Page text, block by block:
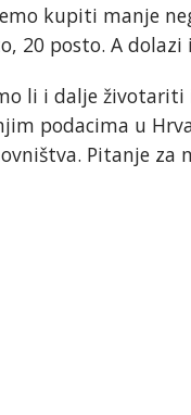
kupiti manje
20 posto. A
li i dalje životariti
podacima u
Pitanje za